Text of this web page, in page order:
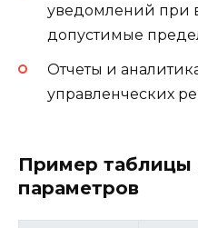
уведомлений при
допустимые
Отчеты и
управленческих
Пример таблицы
параметров